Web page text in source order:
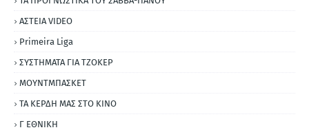
ΑΣΤΕΙΑ VIDEO
Primeira Liga
ΣΥΣΤΗΜΑΤΑ ΓΙΑ ΤΖΟΚΕΡ
ΜΟΥΝΤΜΠΑΣΚΕΤ
ΤΑ ΚΕΡΔΗ ΜΑΣ ΣΤΟ ΚΙΝΟ
Γ ΕΘΝΙΚΗ